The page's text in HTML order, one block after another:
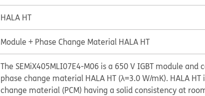
HALA HT
Module + Phase Change Material HALA HT
The SEMiX405MLI07E4-M06 is a 650 V IGBT module
phase change material HALA HT (λ=3.0 W/mK). HALA
change material (PCM) having a solid consistency at